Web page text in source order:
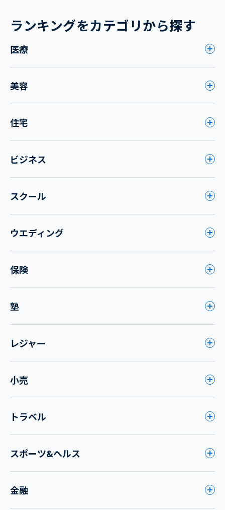
ランキングをカテゴリから探す
医療
美容
住宅
ビジネス
スクール
ウエディング
保険
塾
レジャー
小売
トラベル
スポーツ&ヘルス
金融